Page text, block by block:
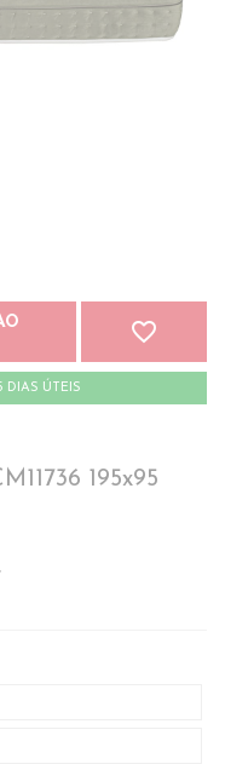
favorite_border
DIAS ÚTEIS
195x95